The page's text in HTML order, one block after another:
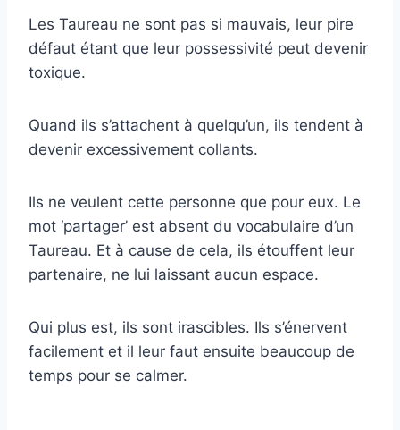
Les Taureau ne sont pas si mauvais, leur pire
défaut étant que leur possessivité peut devenir
toxique.
Quand ils s’attachent à quelqu’un, ils tendent à
devenir excessivement collants.
Ils ne veulent cette personne que pour eux. Le
mot ‘partager’ est absent du vocabulaire d’un
Taureau. Et à cause de cela, ils étouffent leur
partenaire, ne lui laissant aucun espace.
Qui plus est, ils sont irascibles. Ils s’énervent
facilement et il leur faut ensuite beaucoup de
temps pour se calmer.